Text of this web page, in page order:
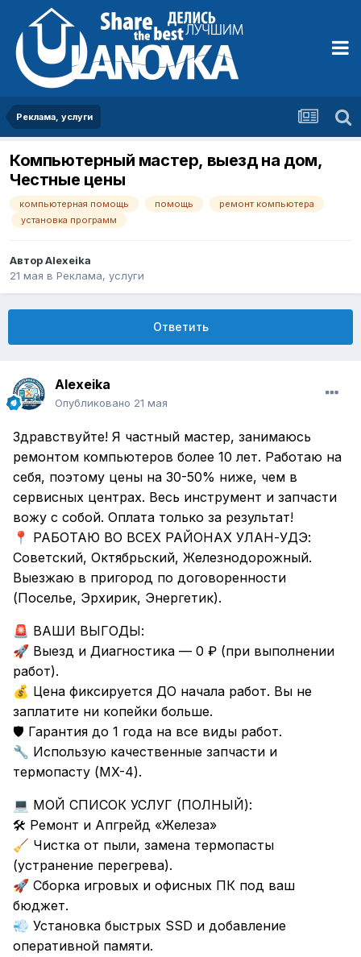
Реклама, услуги
Компьютерный мастер, выезд на дом,
Честные цены
компьютерная помощь помощь
ремонт компьютера
установка программ
АвторAlexeika
21 мая в Реклама, услуги
Ответить
Alexeika
Опубликовано 21 мая
Здравствуйте! Я частный мастер, занимаюсь
ремонтом компьютеров более 10 лет. Работаю на
себя, поэтому цены на 30-50% ниже, чем в
сервисных центрах. Весь инструмент и запчасти
вожу с собой. Оплата только за результат!
📍
РАБОТАЮ ВО ВСЕХ РАЙОНАХ УЛАН-УДЭ:
Советский, Октябрьский, Железнодорожный.
Выезжаю в пригород по договоренности
(Поселье, Эрхирик, Энергетик).
🚨 ВАШИ ВЫГОДЫ:
🚀 Выезд и Диагностика — 0 ₽ (при выполнении
работ).
💰 Цена фиксируется ДО начала работ. Вы не
заплатите ни копейки больше.
🛡 Гарантия до 1 года на все виды работ.
🔧 Использую качественные запчасти и
термопасту (MX-4).
💻 МОЙ СПИСОК УСЛУГ (ПОЛНЫЙ):
🛠 Ремонт и Апгрейд «Железа»
🧹 Чистка от пыли, замена термопасты
(устранение перегрева).
🚀 Сборка игровых и офисных ПК под ваш
бюджет.
💨 Установка быстрых SSD и добавление
оперативной памяти.